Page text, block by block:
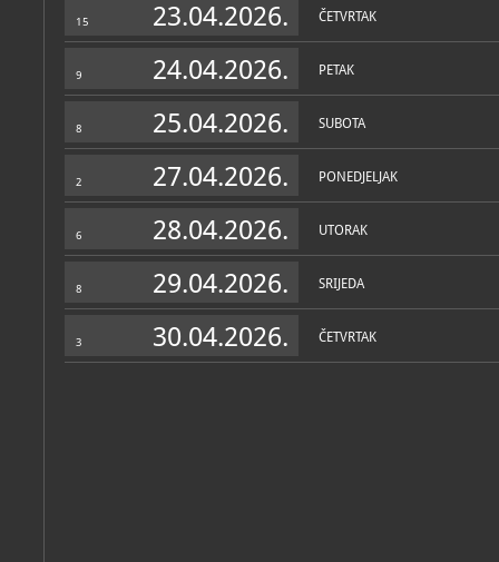
15 23.04.2026. ČETVRTAK
9 24.04.2026. PETAK
8 25.04.2026. SUBOTA
2 27.04.2026. PONEDJELJAK
6 28.04.2026. UTORAK
8 29.04.2026. SRIJEDA
3 30.04.2026. ČETVRTAK